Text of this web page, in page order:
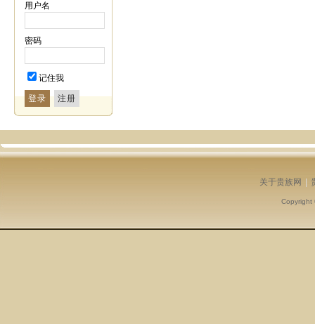
用户名
密码
记住我
登录
关于贵族网